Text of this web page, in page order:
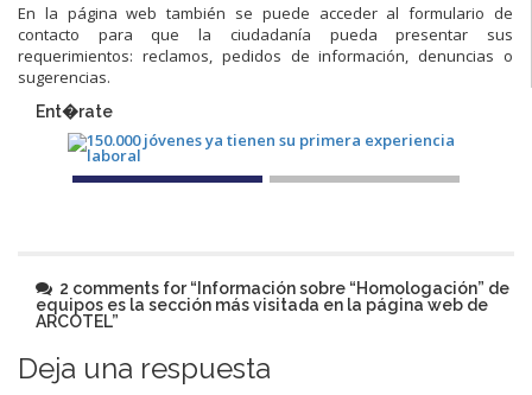
En la página web también se puede acceder al formulario de
contacto para que la ciudadanía pueda presentar sus
requerimientos: reclamos, pedidos de información, denuncias o
sugerencias.
Ent�rate
2 comments for “ Información sobre “Homologación” de
equipos es la sección más visitada en la página web de
ARCOTEL”
Deja una respuesta